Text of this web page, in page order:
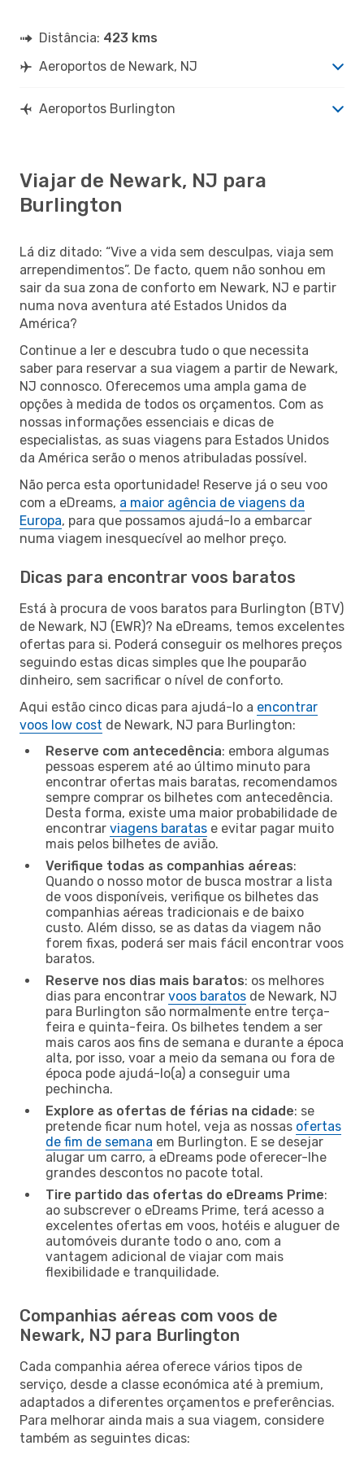
Distância: 423 kms
Aeroportos de Newark, NJ
Aeroportos Burlington
Viajar de Newark, NJ para
Burlington
Lá diz ditado: “Vive a vida sem desculpas, viaja sem
arrependimentos”. De facto, quem não sonhou em
sair da sua zona de conforto em Newark, NJ e partir
numa nova aventura até Estados Unidos da
América?
Continue a ler e descubra tudo o que necessita
saber para reservar a sua viagem a partir de Newark,
NJ connosco. Oferecemos uma ampla gama de
opções à medida de todos os orçamentos. Com as
nossas informações essenciais e dicas de
especialistas, as suas viagens para Estados Unidos
da América serão o menos atribuladas possível.
Não perca esta oportunidade! Reserve já o seu voo
com a eDreams, a maior agência de viagens da
Europa, para que possamos ajudá-lo a embarcar
numa viagem inesquecível ao melhor preço.
Dicas para encontrar voos baratos
Está à procura de voos baratos para Burlington (BTV)
de Newark, NJ (EWR)? Na eDreams, temos excelentes
ofertas para si. Poderá conseguir os melhores preços
seguindo estas dicas simples que lhe pouparão
dinheiro, sem sacrificar o nível de conforto.
Aqui estão cinco dicas para ajudá-lo a encontrar
voos low cost de Newark, NJ para Burlington:
Reserve com antecedência: embora algumas
pessoas esperem até ao último minuto para
encontrar ofertas mais baratas, recomendamos
sempre comprar os bilhetes com antecedência.
Desta forma, existe uma maior probabilidade de
encontrar viagens baratas e evitar pagar muito
mais pelos bilhetes de avião.
Verifique todas as companhias aéreas:
Quando o nosso motor de busca mostrar a lista
de voos disponíveis, verifique os bilhetes das
companhias aéreas tradicionais e de baixo
custo. Além disso, se as datas da viagem não
forem fixas, poderá ser mais fácil encontrar voos
baratos.
Reserve nos dias mais baratos: os melhores
dias para encontrar voos baratos de Newark, NJ
para Burlington são normalmente entre terça-
feira e quinta-feira. Os bilhetes tendem a ser
mais caros aos fins de semana e durante a época
alta, por isso, voar a meio da semana ou fora de
época pode ajudá-lo(a) a conseguir uma
pechincha.
Explore as ofertas de férias na cidade: se
pretende ficar num hotel, veja as nossas ofertas
de fim de semana em Burlington. E se desejar
alugar um carro, a eDreams pode oferecer-lhe
grandes descontos no pacote total.
Tire partido das ofertas do eDreams Prime:
ao subscrever o eDreams Prime, terá acesso a
excelentes ofertas em voos, hotéis e aluguer de
automóveis durante todo o ano, com a
vantagem adicional de viajar com mais
flexibilidade e tranquilidade.
Companhias aéreas com voos de
Newark, NJ para Burlington
Cada companhia aérea oferece vários tipos de
serviço, desde a classe económica até à premium,
adaptados a diferentes orçamentos e preferências.
Para melhorar ainda mais a sua viagem, considere
também as seguintes dicas: